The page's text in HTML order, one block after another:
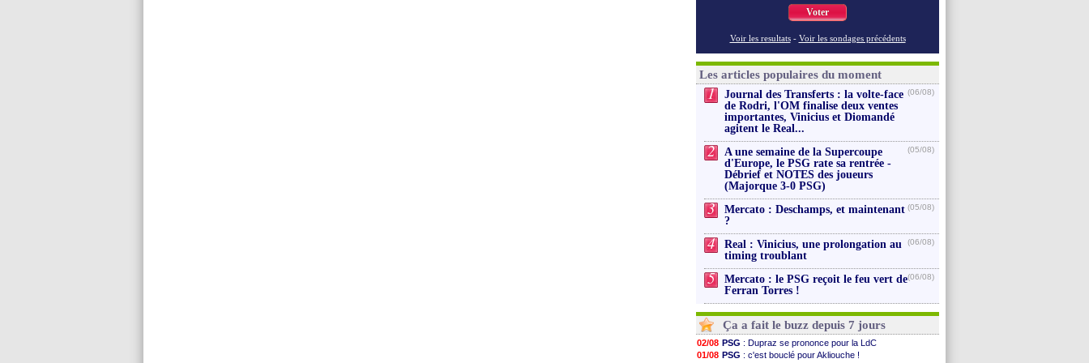
Voter
Voir les resultats - Voir les sondages précédents
Les articles populaires du moment
1
Journal des Transferts : la volte-face
de Rodri, l'OM finalise deux ventes
importantes, Vinicius et Diomandé
agitent le Real...
(06/08)
2
A une semaine de la Supercoupe
d'Europe, le PSG rate sa rentrée -
Débrief et NOTES des joueurs
(Majorque 3-0 PSG)
(05/08)
3
Mercato : Deschamps, et maintenant
?
(05/08)
4
Real : Vinicius, une prolongation au
timing troublant
(06/08)
5
Mercato : le PSG reçoit le feu vert de
Ferran Torres !
(06/08)
Ça a fait le buzz depuis 7 jours
02/08 PSG : Dupraz se prononce pour la LdC
01/08 PSG : c'est bouclé pour Akliouche !